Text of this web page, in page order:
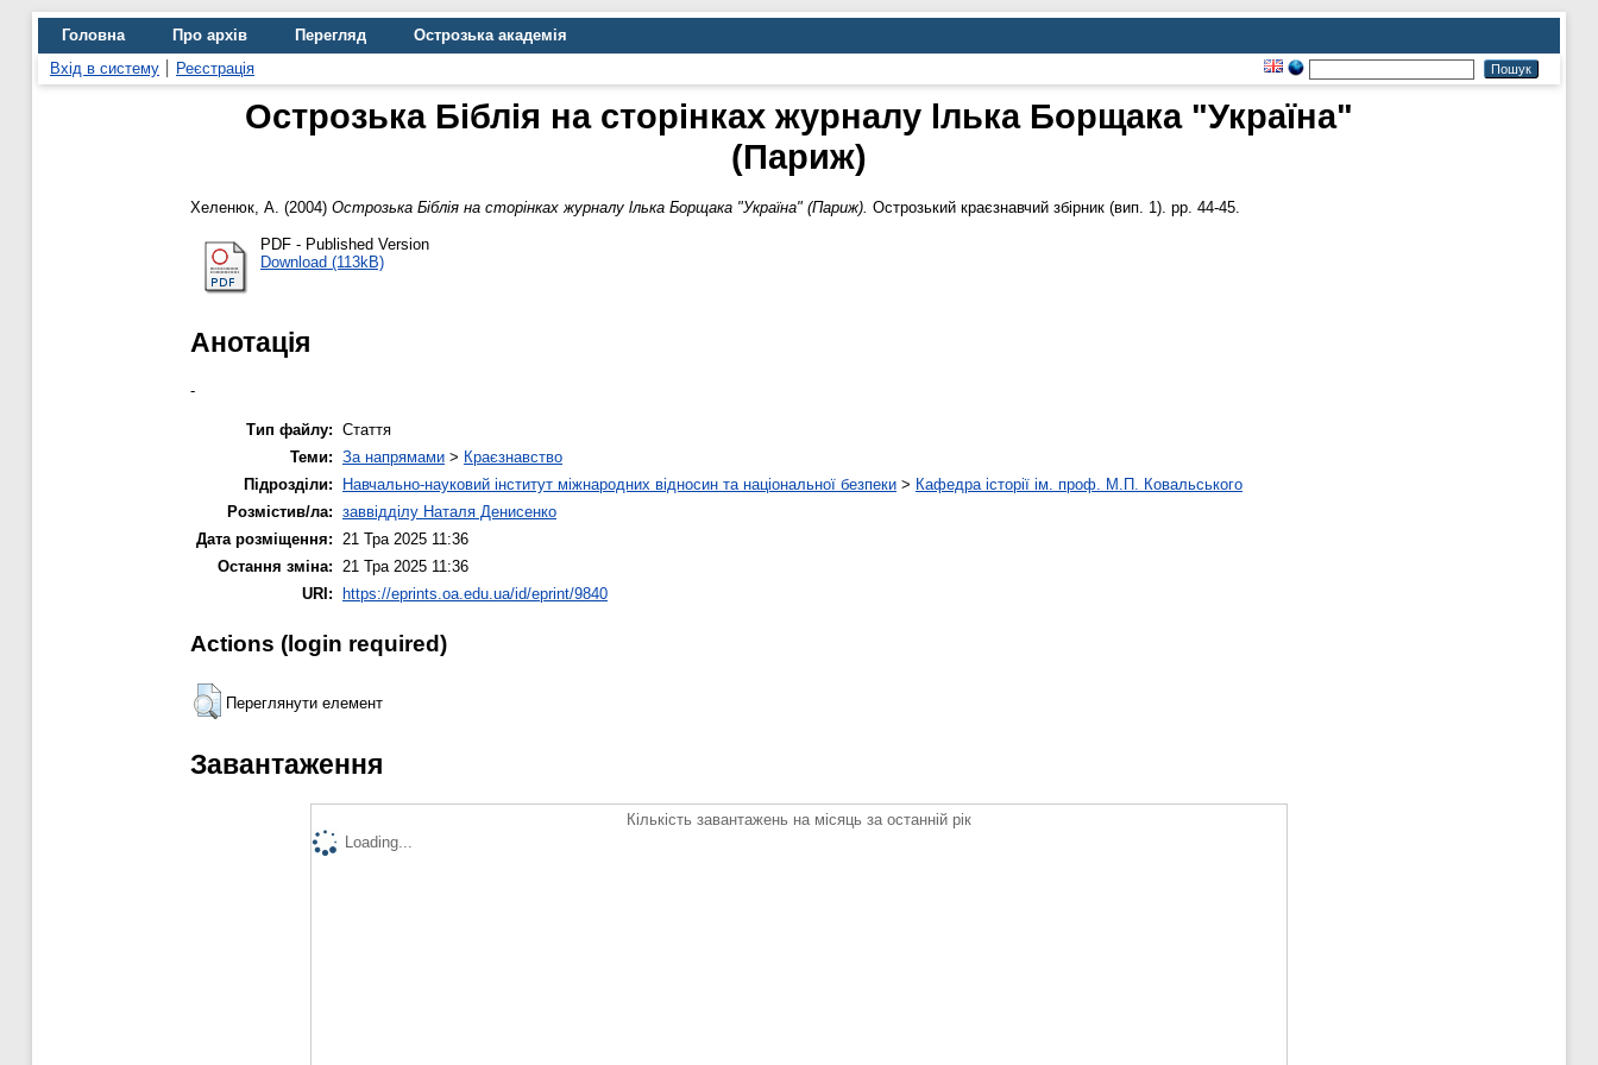
Головна Про архів Перегляд
Острозька академія
Вхід в систему
Реєстрація
Острозька Бiблiя на сторiнках журналу lлька Борщака "Україна"
(Париж)
Хеленюк, А. (2004) Острозька Бiблiя на сторiнках журналу lлька Борщака "Україна" (Париж). Острозький краєзнавчий збірник (вип. 1). pp. 44-45.
PDF - Published Version
Download (113kB)
Анотація
-
Тип файлу: Стаття
Теми: За напрямами > Краєзнавство
Підрозділи:
Навчально-науковий інститут міжнародних відносин та національної безпеки > Кафедра історії ім. проф. М.П. Ковальського
Розмістив/ла: заввідділу Наталя Денисенко
Дата розміщення:
21 Тра 2025 11:36
Остання зміна:
21 Тра 2025 11:36
URI: https://eprints.oa.edu.ua/id/eprint/9840
Actions (login required)
Переглянути елемент
Завантаження
Кількість завантажень на місяць за останній рік
Loading...